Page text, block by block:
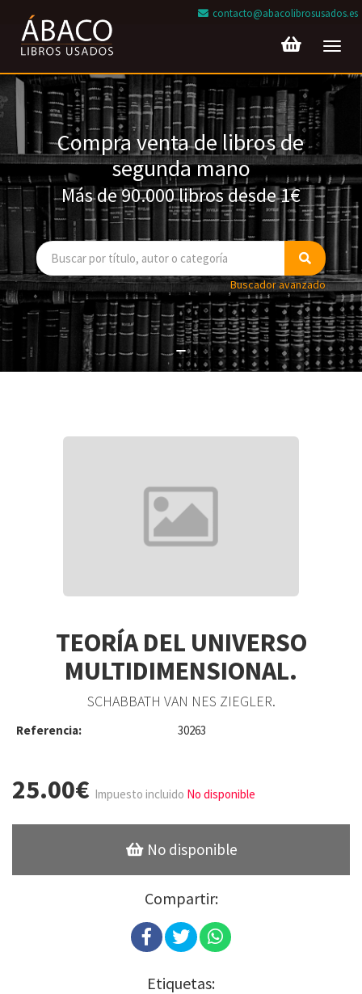
contacto@abacolibrosusados.es
Compra venta de libros de
segunda mano
Más de 90.000 libros desde 1€
Buscador avanzado
TEORÍA DEL UNIVERSO
MULTIDIMENSIONAL.
SCHABBATH VAN NES ZIEGLER.
Referencia: 30263
25.00€ Impuesto incluido No disponible
No disponible
Compartir:
Etiquetas: